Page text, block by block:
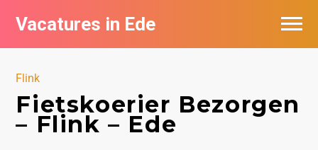
Vacatures in Ede
Flink
Fietskoerier Bezorgen
– Flink – Ede
Vacatures bij bedrijven in Ede